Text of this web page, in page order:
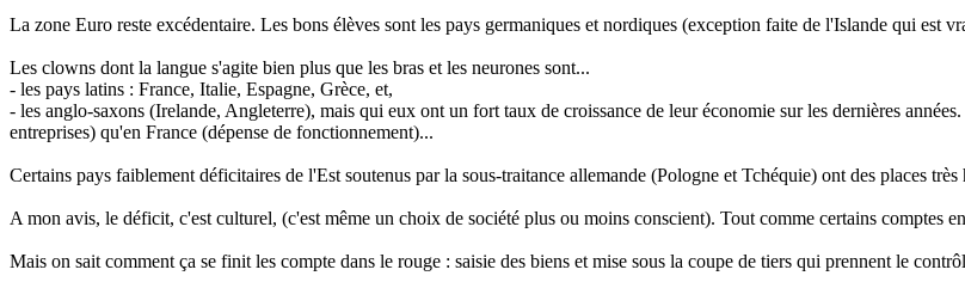
La zone Euro reste excédentaire. Les bons élèves sont les pays germaniques et nordiques (exception faite de l'Islande qui est
Les clowns dont la langue s'agite bien plus que les bras et les neurones sont...
- les pays latins : France, Italie, Espagne, Grèce, et,
- les anglo-saxons (Irelande, Angleterre), mais qui eux ont un fort taux de croissance de leur économie sur les dernières
entreprises) qu'en France (dépense de fonctionnement)...
Certains pays faiblement déficitaires de l'Est soutenus par la sous-traitance allemande (Pologne et Tchéquie) ont des places très
A mon avis, le déficit, c'est culturel, (c'est même un choix de société plus ou moins conscient). Tout comme certains comptes
Mais on sait comment ça se finit les compte dans le rouge : saisie des biens et mise sous la coupe de tiers qui prennent le